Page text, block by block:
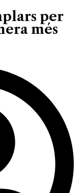
per
més